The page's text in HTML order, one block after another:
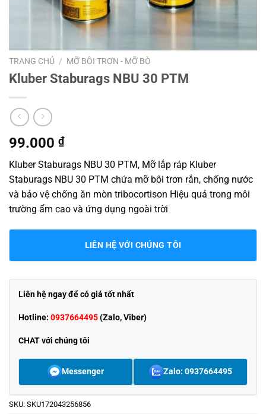
TRANG CHỦ / MỠ BÔI TRƠN - MỠ BÒ
Kluber Staburags NBU 30 PTM
99.000 ₫
Kluber Staburags NBU 30 PTM, Mỡ lắp ráp Kluber
Staburags NBU 30 PTM chứa mỡ bôi trơn rắn, chống nước
và bảo vệ chống ăn mòn tribocortison Hiệu quả trong môi
trường ẩm cao và ứng dụng ngoài trời
LIÊN HỆ VỚI CHÚNG TÔI
Liên hệ ngay để có giá tốt nhất
Hotline: 0937664495(Zalo, Viber)
CHAT với chúng tôi
Messenger Zalo: 0937664495
SKU: SKU172043256856